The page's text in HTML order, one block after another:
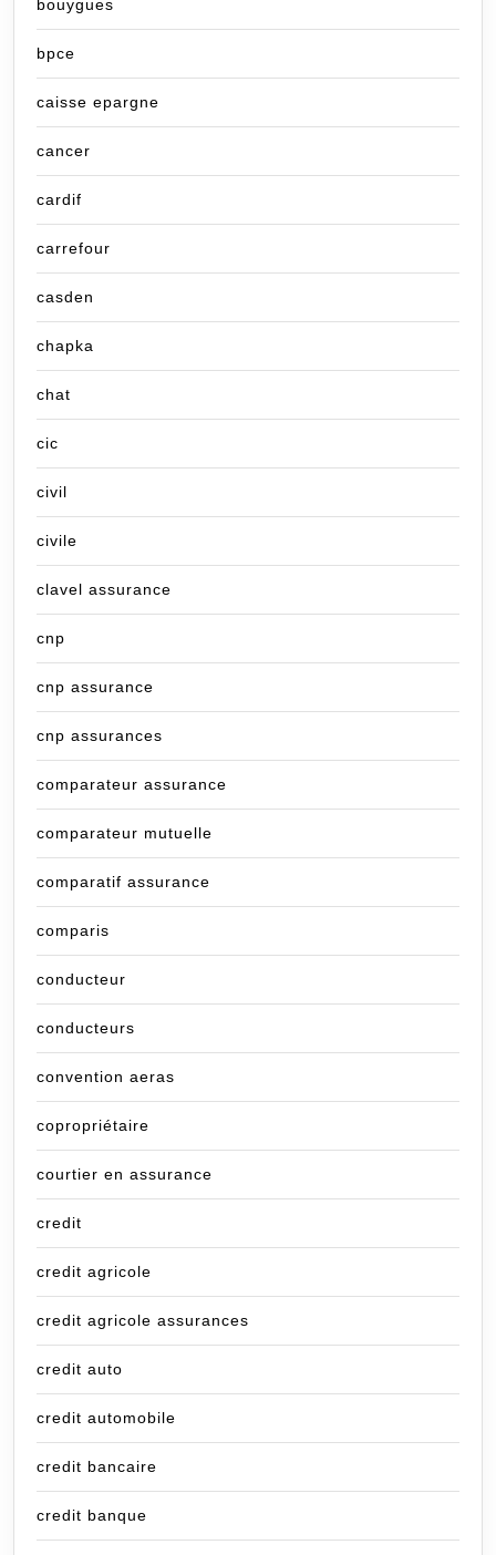
bouygues
bpce
caisse epargne
cancer
cardif
carrefour
casden
chapka
chat
cic
civil
civile
clavel assurance
cnp
cnp assurance
cnp assurances
comparateur assurance
comparateur mutuelle
comparatif assurance
comparis
conducteur
conducteurs
convention aeras
copropriétaire
courtier en assurance
credit
credit agricole
credit agricole assurances
credit auto
credit automobile
credit bancaire
credit banque